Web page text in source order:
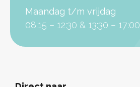
Maandag t/m vrijdag
08:15 – 12:30 & 13:30 – 17:00